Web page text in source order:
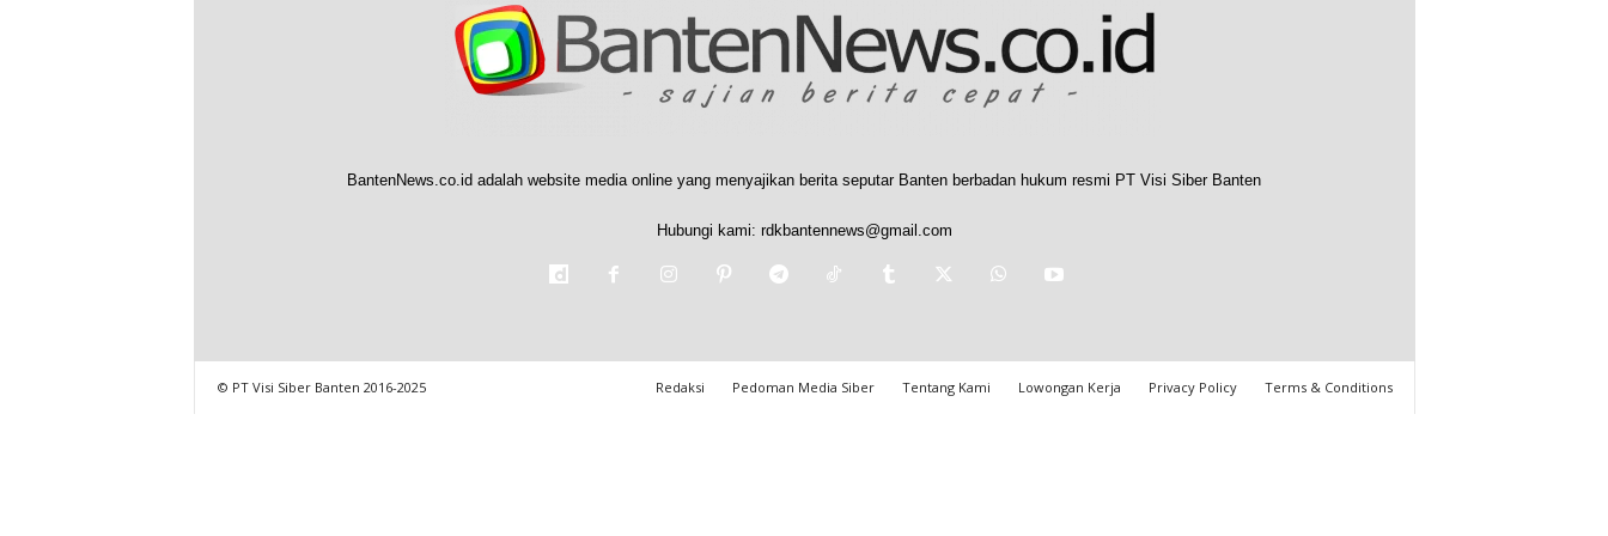
BantenNews.co.id adalah website media online yang menyajikan berita seputar Banten berbadan hukum resmi PT Visi Siber Banten
Hubungi kami: rdkbantennews@gmail.com
Redaksi Pedoman Media Siber Tentang Kami Lowongan Kerja Privacy Policy Terms & Conditions
© PT Visi Siber Banten 2016-2025